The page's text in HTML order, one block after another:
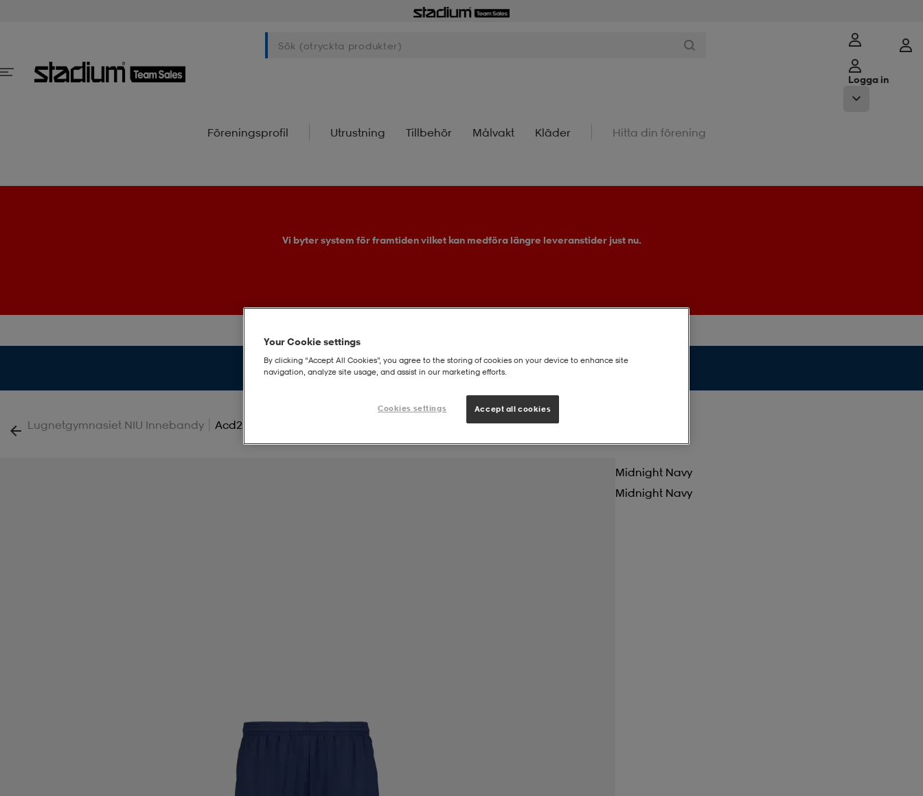
Logga in
Föreningsprofil Utrustning Tillbehör Målvakt Kläder Hitta din förening
Vi byter system för framtiden vilket kan medföra längre leveranstider just nu.
Lagprodukt från
Lugnetgymnasiet NIU Innebandy
Lugnetgymnasiet NIU Innebandy | Acd25 Pnt
Midnight Navy
Midnight Navy
Your Cookie settings
By clicking “Accept All Cookies”, you agree to the storing of cookies on your device to enhance site
navigation, analyze site usage, and assist in our marketing efforts.
Cookies settings Accept all cookies